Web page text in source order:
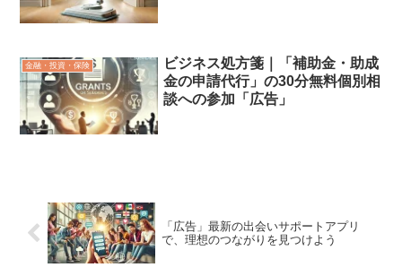
金融・投資・保険
ビジネス処方箋｜「補助金・助成
金の申請代行」の30分無料個別相
談への参加「広告」
「広告」最新の出会いサポートアプリ
で、理想のつながりを見つけよう